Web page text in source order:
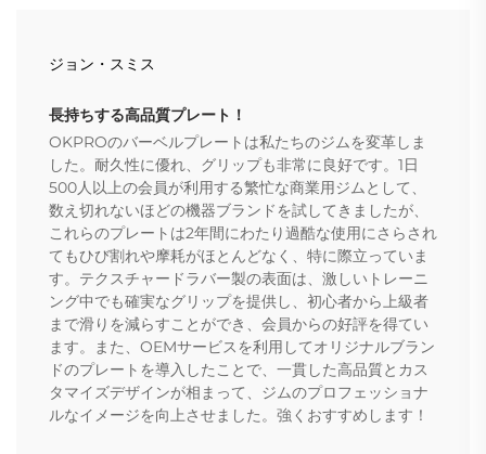
ジョン・スミス
長持ちする高品質プレート！
OKPROのバーベルプレートは私たちのジムを変革しま
した。耐久性に優れ、グリップも非常に良好です。1日
500人以上の会員が利用する繁忙な商業用ジムとして、
数え切れないほどの機器ブランドを試してきましたが、
これらのプレートは2年間にわたり過酷な使用にさらされ
てもひび割れや摩耗がほとんどなく、特に際立っていま
す。テクスチャードラバー製の表面は、激しいトレーニ
ング中でも確実なグリップを提供し、初心者から上級者
まで滑りを減らすことができ、会員からの好評を得てい
ます。また、OEMサービスを利用してオリジナルブラン
ドのプレートを導入したことで、一貫した高品質とカス
タマイズデザインが相まって、ジムのプロフェッショナ
ルなイメージを向上させました。強くおすすめします！